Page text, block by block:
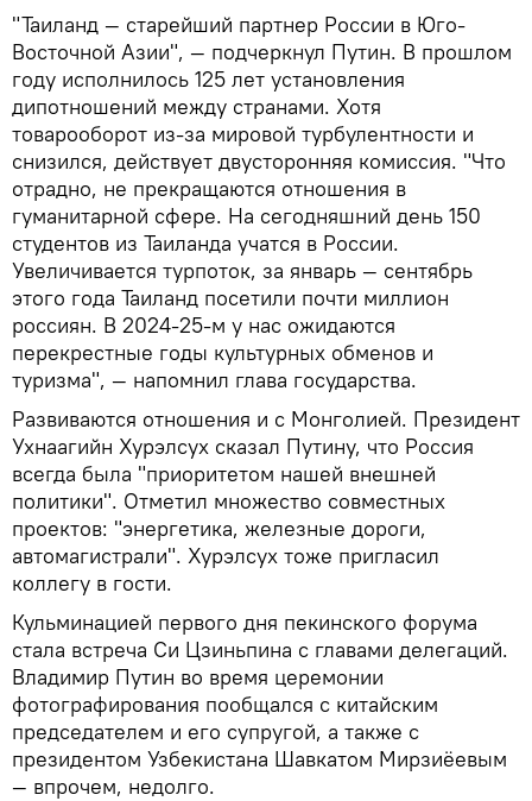
"Таиланд — старейший партнер России в Юго-
Восточной Азии", — подчеркнул Путин. В прошлом
году исполнилось 125 лет установления
дипотношений между странами. Хотя
товарооборот из-за мировой турбулентности и
снизился, действует двусторонняя комиссия. "Что
отрадно, не прекращаются отношения в
гуманитарной сфере. На сегодняшний день 150
студентов из Таиланда учатся в России.
Увеличивается турпоток, за январь — сентябрь
этого года Таиланд посетили почти миллион
россиян. В 2024-25-м у нас ожидаются
перекрестные годы культурных обменов и
туризма", — напомнил глава государства.
Развиваются отношения и с Монголией. Президент
Ухнаагийн Хурэлсух сказал Путину, что Россия
всегда была "приоритетом нашей внешней
политики". Отметил множество совместных
проектов: "энергетика, железные дороги,
автомагистрали". Хурэлсух тоже пригласил
коллегу в гости.
Кульминацией первого дня пекинского форума
стала встреча Си Цзиньпина с главами делегаций.
Владимир Путин во время церемонии
фотографирования пообщался с китайским
председателем и его супругой, а также с
президентом Узбекистана Шавкатом Мирзиёевым
— впрочем, недолго.